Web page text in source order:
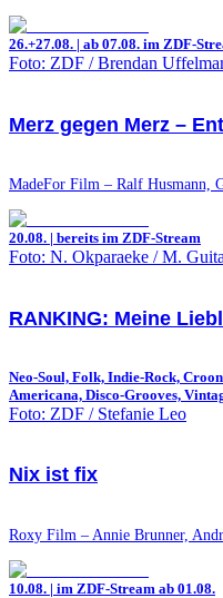
26.+27.08. | ab 07.08. im ZDF-
Foto: ZDF / Brendan
Merz gegen Merz –
MadeFor Film – Ralf Husmann,
20.08. | bereits im ZDF-Stream
Foto: N. Okparaeke / M.
RANKING: Meine
Neo-Soul, Folk, Indie-Rock,
Americana, Disco-Grooves,
Foto: ZDF / Stefanie Leo
Nix ist fix
Roxy Film – Annie Brunner,
10.08. | im ZDF-Stream ab 01.08.